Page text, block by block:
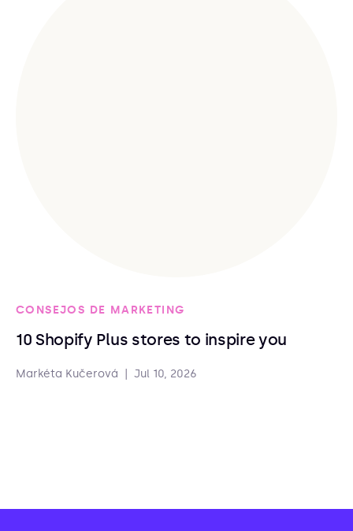
CONSEJOS DE MARKETING
10 Shopify Plus stores to inspire you
Markéta Kučerová Jul 10, 2026